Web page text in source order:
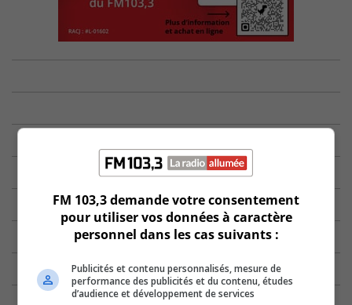
FM 103,3 demande votre consentement
pour utiliser vos données à caractère
personnel dans les cas suivants :
Publicités et contenu personnalisés, mesure de
performance des publicités et du contenu, études
d’audience et développement de services